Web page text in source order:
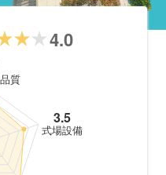
4.0
質
3.5
式場設備